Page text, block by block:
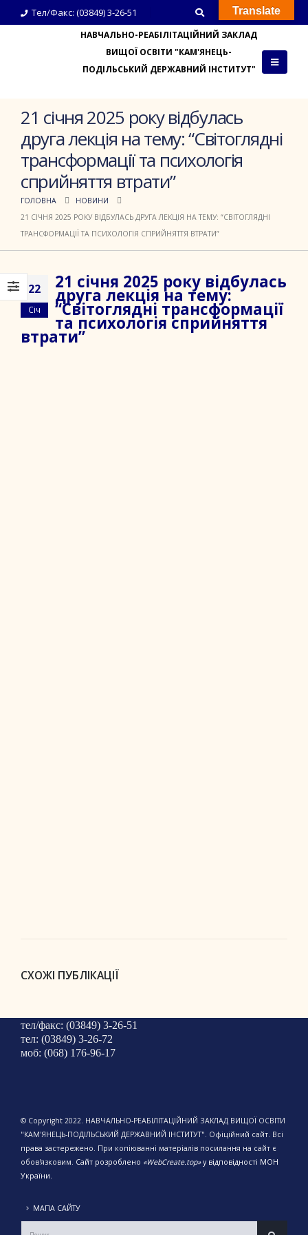
Тел/Факс: (03849) 3-26-51
НАВЧАЛЬНО-РЕАБІЛІТАЦІЙНИЙ ЗАКЛАД
ВИЩОЇ ОСВІТИ "КАМ'ЯНЕЦЬ-
ПОДІЛЬСЬКИЙ ДЕРЖАВНИЙ ІНСТИТУТ"
21 січня 2025 року відбулась
друга лекція на тему: “Світоглядні
трансформації та психологія
сприйняття втрати”
ГОЛОВНА
НОВИНИ
21 СІЧНЯ 2025 РОКУ ВІДБУЛАСЬ ДРУГА ЛЕКЦІЯ НА ТЕМУ: “СВІТОГЛЯДНІ
ТРАНСФОРМАЦІЇ ТА ПСИХОЛОГІЯ СПРИЙНЯТТЯ ВТРАТИ”
22
Січ
21 січня 2025 року відбулась
друга лекція на тему:
“Світоглядні трансформації
та психологія сприйняття
втрати”
СХОЖІ ПУБЛІКАЦІЇ
тел/факс: (03849) 3-26-51
тел: (03849) 3-26-72
моб: (068) 176-96-17
© Copyright 2022. НАВЧАЛЬНО-РЕАБІЛІТАЦІЙНИЙ ЗАКЛАД ВИЩОЇ ОСВІТИ
"КАМ'ЯНЕЦЬ-ПОДІЛЬСЬКИЙ ДЕРЖАВНИЙ ІНСТИТУТ". Офіційний сайт. Всі
права застережено. При копіюванні матеріалів посилання на сайт є
обов'язковим. Сайт розроблено «WebCreate.top»у відповідності МОН
України.
МАПА САЙТУ
Translate